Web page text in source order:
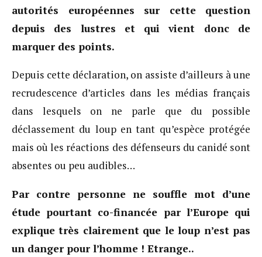
autorités européennes sur cette question
depuis des lustres et qui vient donc de
marquer des points.
Depuis cette déclaration, on assiste d’ailleurs à une
recrudescence d’articles dans les médias français
dans lesquels on ne parle que du possible
déclassement du loup en tant qu’espèce protégée
mais où les réactions des défenseurs du canidé sont
absentes ou peu audibles…
Par contre personne ne souffle mot d’une
étude pourtant co-financée par l’Europe qui
explique très clairement que le loup n’est pas
un danger pour l’homme ! Etrange..